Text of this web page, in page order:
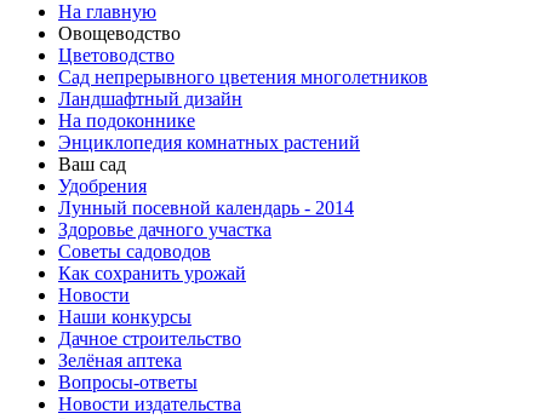
На главную
Овощеводство
Цветоводство
Сад непрерывного цветения многолетников
Ландшафтный дизайн
На подоконнике
Энциклопедия комнатных растений
Ваш сад
Удобрения
Лунный посевной календарь - 2014
Здоровье дачного участка
Советы садоводов
Как сохранить урожай
Новости
Наши конкурсы
Дачное строительство
Зелёная аптека
Вопросы-ответы
Новости издательства